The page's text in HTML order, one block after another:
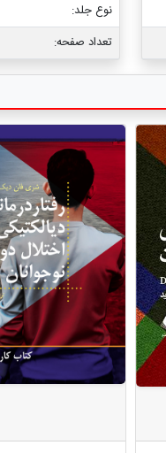
نوع جلد:
تعداد صفحه: